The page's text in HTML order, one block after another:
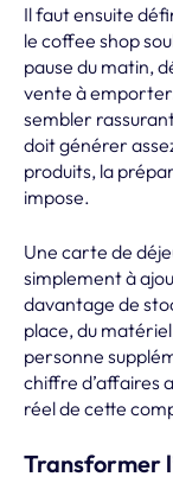
Il faut ensuite
le coffee shop
pause du matin,
vente à
sembler
doit générer
produits, la
impose.
Une carte de
simplement à
davantage de
place, du
personne
chiffre d’affaires
réel de cette
Transformer